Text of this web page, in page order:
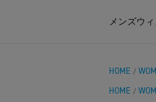
メンズウ
HOME /
HOME /